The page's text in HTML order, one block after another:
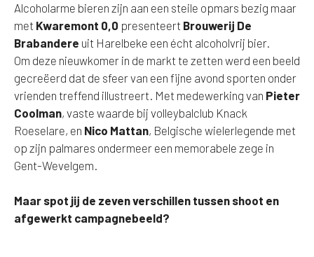
Alcoholarme bieren zijn aan een steile opmars bezig maar
met Kwaremont 0,0 presenteert Brouwerij De
Brabandere uit Harelbeke een écht alcoholvrij bier.
Om deze nieuwkomer in de markt te zetten werd een beeld
gecreëerd dat de sfeer van een fijne avond sporten onder
vrienden treffend illustreert. Met medewerking van Pieter
Coolman, vaste waarde bij volleybalclub Knack
Roeselare, en Nico Mattan, Belgische wielerlegende met
op zijn palmares ondermeer een memorabele zege in
Gent-Wevelgem.
Maar spot jij de zeven verschillen tussen shoot en
afgewerkt campagnebeeld?